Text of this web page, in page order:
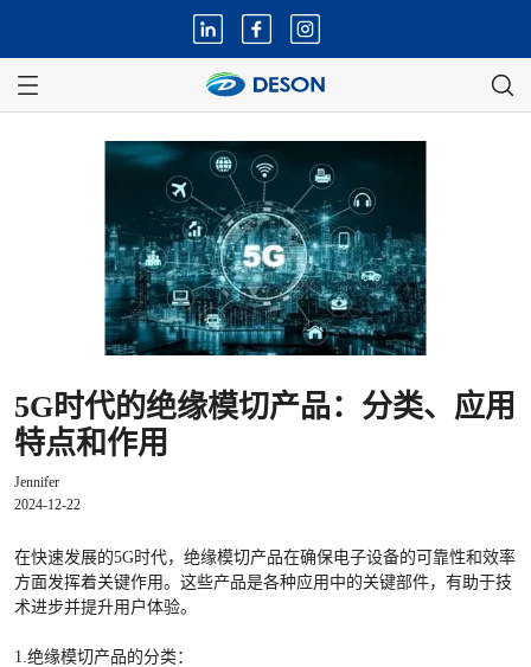
5G时代的绝缘模切产品：分类、应用
特点和作用
Jennifer
2024-12-22
在快速发展的5G时代，绝缘模切产品在确保电子设备的可靠性和效率
方面发挥着关键作用。这些产品是各种应用中的关键部件，有助于技
术进步并提升用户体验。
1.绝缘模切产品的分类：